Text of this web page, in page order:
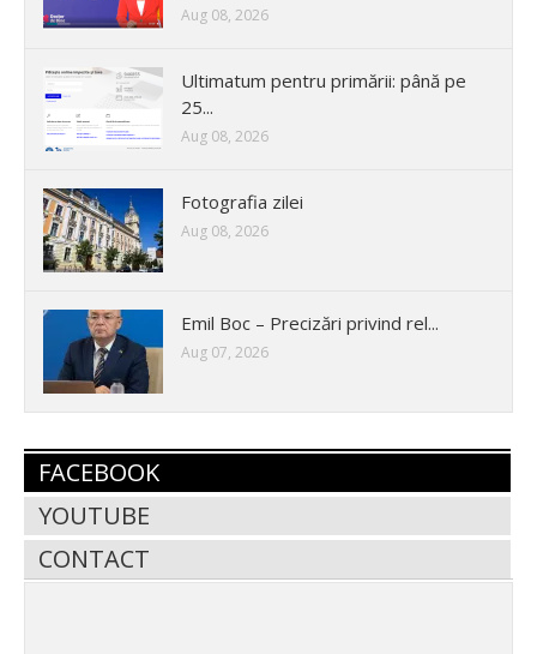
Aug 08, 2026
Ultimatum pentru primării: până pe
25...
Aug 08, 2026
Fotografia zilei
Aug 08, 2026
Emil Boc – Precizări privind rel...
Aug 07, 2026
FACEBOOK
YOUTUBE
CONTACT